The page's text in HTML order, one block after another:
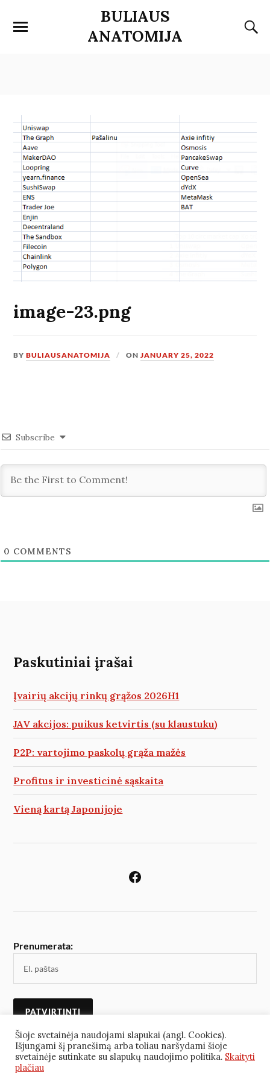
BULIAUS
ANATOMIJA
image-23.png
BYBULIAUSANATOMIJA ONJANUARY 25, 2022
Subscribe
0 COMMENTS
Paskutiniai įrašai
Įvairių akcijų rinkų grąžos 2026H1
JAV akcijos: puikus ketvirtis (su klaustuku)
P2P: vartojimo paskolų grąža mažės
Profitus ir investicinė sąskaita
Vieną kartą Japonijoje
Prenumerata:
Šioje svetainėja naudojami slapukai (angl. Cookies).
Išjungami šį pranešimą arba toliau naršydami šioje
svetainėje sutinkate su slapukų naudojimo politika. Skaityti
plačiau